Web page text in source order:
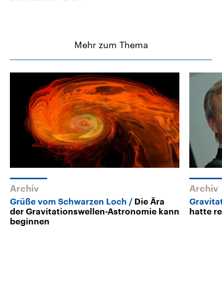
Mehr zum Thema
Archiv
Grüße vom Schwarzen Loch
Die Ära
der Gravitationswellen-Astronomie kann
beginnen
Archiv
hatte